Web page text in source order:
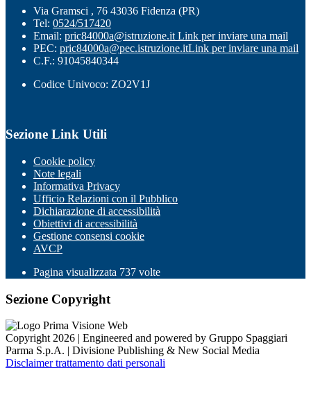
Via Gramsci , 76 43036 Fidenza (PR)
Tel: 0524/517420
Email: pric84000a@istruzione.it Link per inviare una mail
PEC: pric84000a@pec.istruzione.itLink per inviare una mail
C.F.: 91045840344
Codice Univoco: ZO2V1J
Sezione Link Utili
Cookie policy
Note legali
Informativa Privacy
Ufficio Relazioni con il Pubblico
Dichiarazione di accessibilità
Obiettivi di accessibilità
Gestione consensi cookie
AVCP
Pagina visualizzata 737 volte
Sezione Copyright
Copyright 2026 | Engineered and powered by Gruppo Spaggiari
Parma S.p.A. | Divisione Publishing & New Social Media
Disclaimer trattamento dati personali